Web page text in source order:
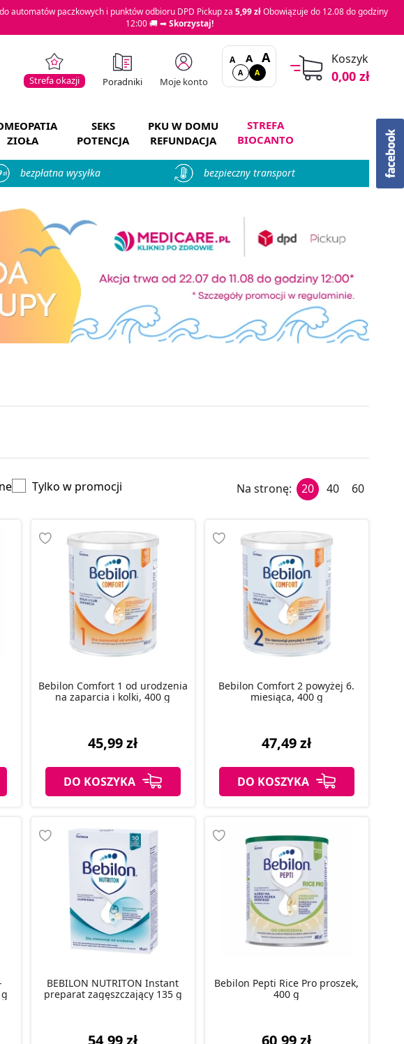
automatów paczkowych i punktów odbioru DPD Pickup za 5,99 złObowiązuje do 12.08 do godziny
12:00 🚚 ➡Skorzystaj!
Strefa okazji Poradniki Moje konto
A A A
A A
Koszyk
0,00 zł
ZIOŁA
SEKS
POTENCJA
PKU W DOMU
REFUNDACJA
STREFA
BIOCANTO
bezpłatna wysyłka bezpieczny transport
Tylko w promocji Na stronę: 20 40 60
Bebilon Comfort 1 od urodzenia
na zaparcia i kolki, 400 g
45,99 zł
DO KOSZYKA
Bebilon Comfort 2 powyżej 6.
miesiąca, 400 g
47,49 zł
DO KOSZYKA
BEBILON NUTRITON Instant
preparat zagęszczający 135 g
Bebilon Pepti Rice Pro proszek,
400 g